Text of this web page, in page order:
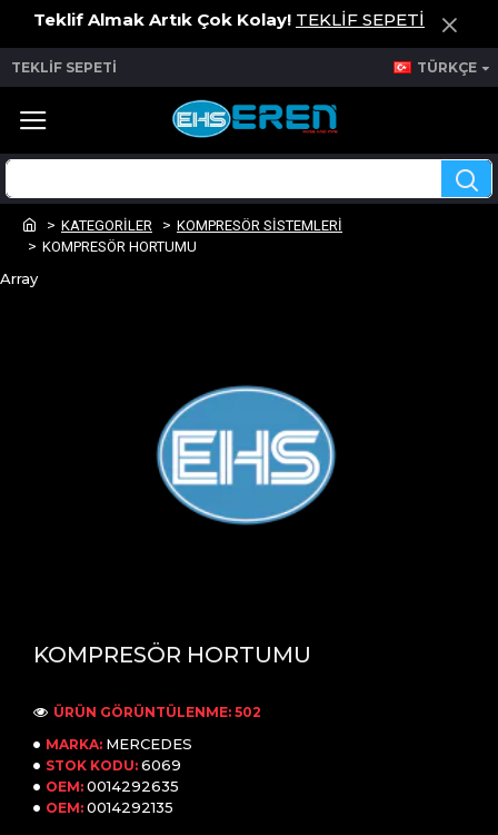
Teklif Almak Artık Çok Kolay! TEKLİF SEPETİ
TEKLİF SEPETİ TÜRKÇE
KATEGORİLER
KOMPRESÖR SİSTEMLERİ
KOMPRESÖR HORTUMU
Array
KOMPRESÖR HORTUMU
MARKA: MERCEDES
STOK KODU: 6069
OEM: 0014292635
OEM: 0014292135
ÜRÜN GÖRÜNTÜLENME: 502